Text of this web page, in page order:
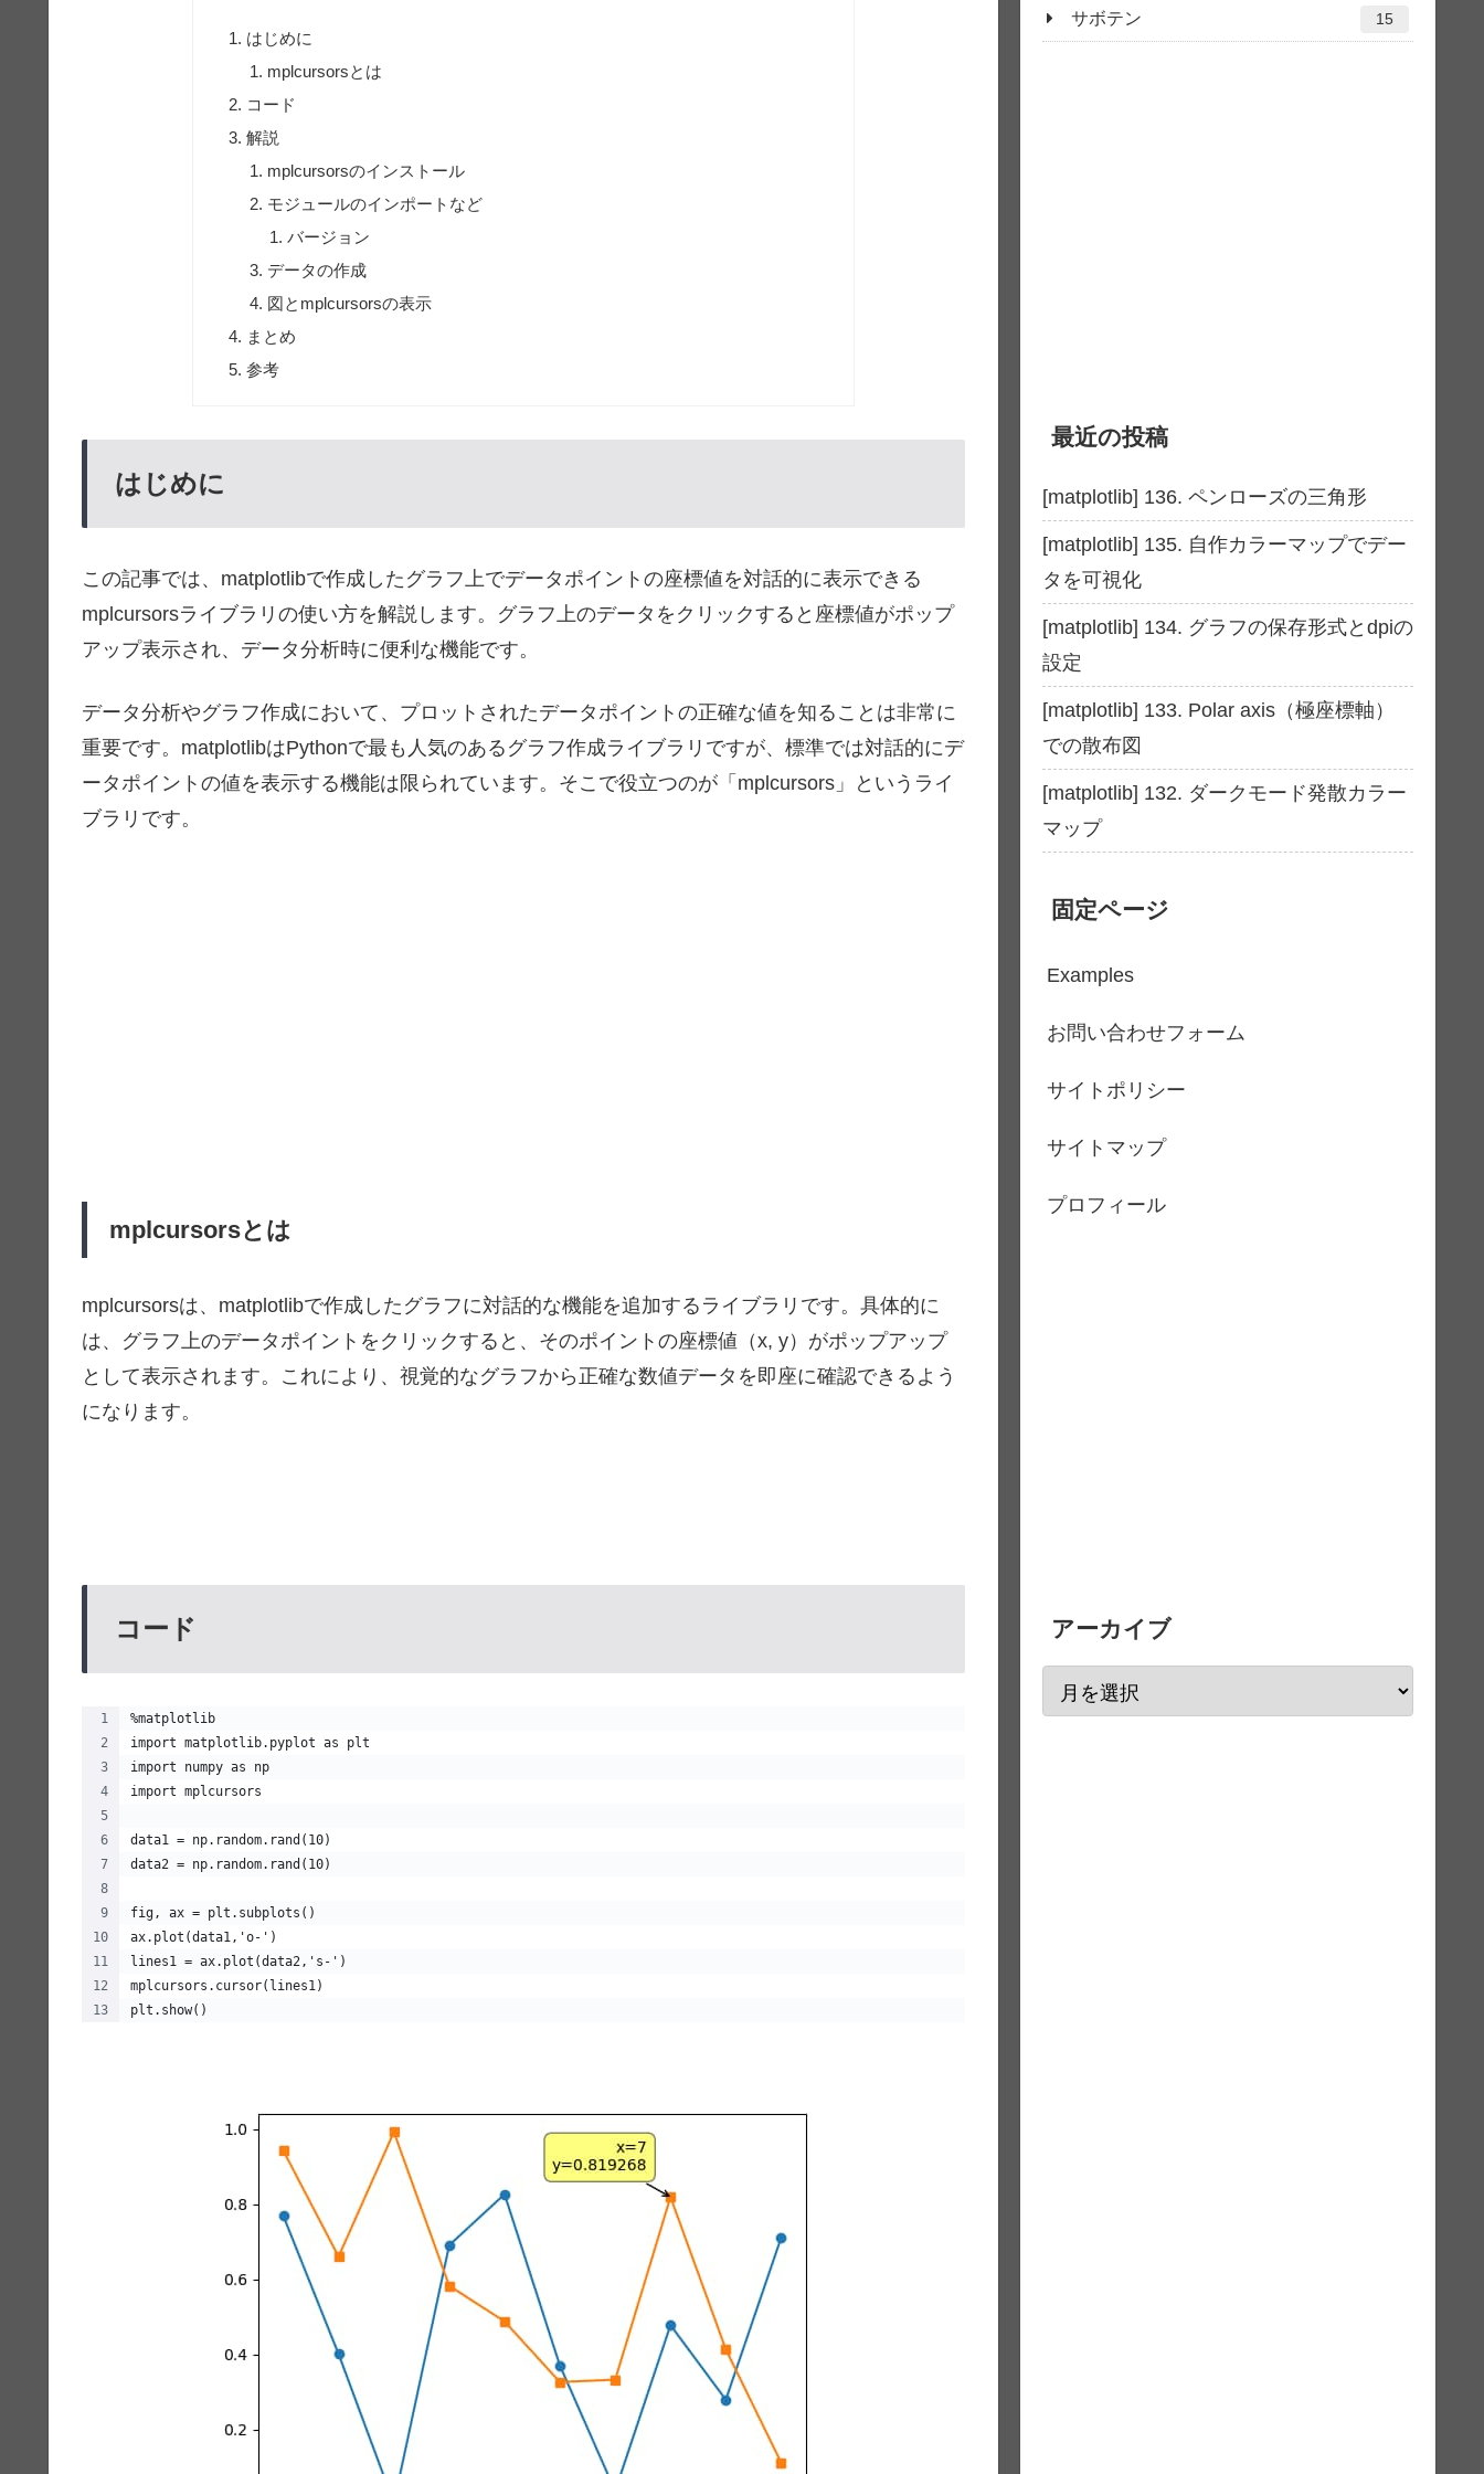
はじめに
mplcursorsとは
コード
解説
mplcursorsのインストール
モジュールのインポートなど
バージョン
データの作成
図とmplcursorsの表示
まとめ
参考
はじめに
この記事では、matplotlibで作成したグラフ上でデータポイントの座標値を対話的に表示できる
mplcursorsライブラリの使い方を解説します。グラフ上のデータをクリックすると座標値がポップ
アップ表示され、データ分析時に便利な機能です。
データ分析やグラフ作成において、プロットされたデータポイントの正確な値を知ることは非常に
重要です。matplotlibはPythonで最も人気のあるグラフ作成ライブラリですが、標準では対話的にデ
ータポイントの値を表示する機能は限られています。そこで役立つのが「mplcursors」というライ
ブラリです。
mplcursorsとは
mplcursorsは、matplotlibで作成したグラフに対話的な機能を追加するライブラリです。具体的に
は、グラフ上のデータポイントをクリックすると、そのポイントの座標値（x, y）がポップアップ
として表示されます。これにより、視覚的なグラフから正確な数値データを即座に確認できるよう
になります。
コード
%matplotlib
import matplotlib.pyplot as plt
import numpy as np
import mplcursors
data1 = np.random.rand(10)
data2 = np.random.rand(10)
fig, ax = plt.subplots()
ax.plot(data1,'o-')
lines1 = ax.plot(data2,'s-')
mplcursors.cursor(lines1)
plt.show()
サボテン 15
最近の投稿
[matplotlib] 136. ペンローズの三角形
[matplotlib] 135. 自作カラーマップでデー
タを可視化
[matplotlib] 134. グラフの保存形式とdpiの
設定
[matplotlib] 133. Polar axis（極座標軸）
での散布図
[matplotlib] 132. ダークモード発散カラー
マップ
固定ページ
Examples
お問い合わせフォーム
サイトポリシー
サイトマップ
プロフィール
アーカイブ